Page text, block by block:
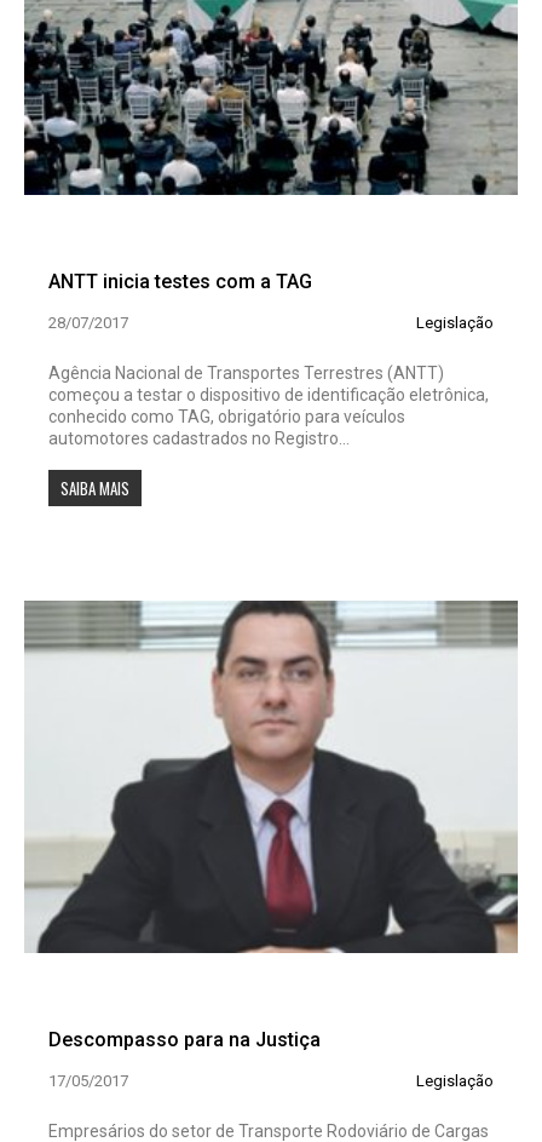
ANTT inicia testes com a TAG
28/07/2017 Legislação
Agência Nacional de Transportes Terrestres (ANTT)
começou a testar o dispositivo de identificação eletrônica,
conhecido como TAG, obrigatório para veículos
automotores cadastrados no Registro...
SAIBA MAIS
Descompasso para na Justiça
17/05/2017 Legislação
Empresários do setor de Transporte Rodoviário de Cargas